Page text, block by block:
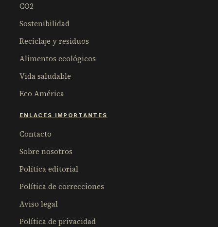
CO2
Sostenibilidad
Reciclaje y residuos
Alimentos ecológicos
Vida saludable
Eco América
ENLACES IMPORTANTES
Contacto
Sobre nosotros
Política editorial
Política de correcciones
Aviso legal
Política de privacidad